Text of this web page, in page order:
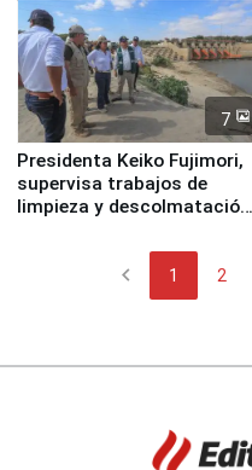
7
Presidenta Keiko Fujimori,
supervisa trabajos de
limpieza y descolmatación
chevron_left 1 2